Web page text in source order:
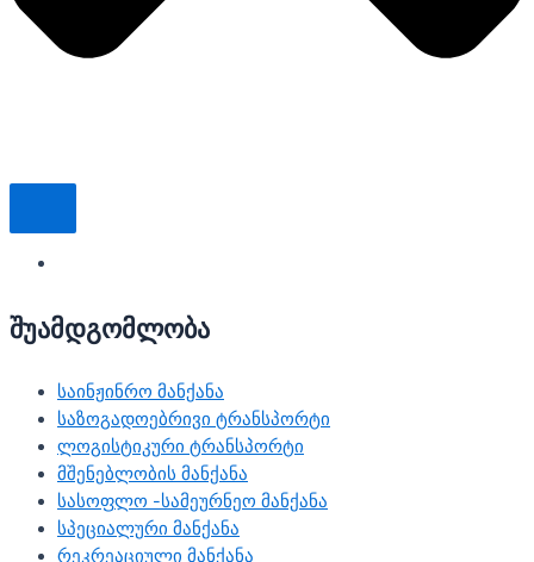
შუამდგომლობა
საინჟინრო მანქანა
საზოგადოებრივი ტრანსპორტი
ლოგისტიკური ტრანსპორტი
მშენებლობის მანქანა
სასოფლო -სამეურნეო მანქანა
სპეციალური მანქანა
რეკრეაციული მანქანა